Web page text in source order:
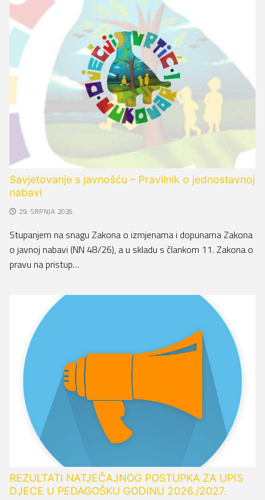
Savjetovanje s javnošću – Pravilnik o jednostavnoj
nabavi
29. SRPNJA 2026.
Stupanjem na snagu Zakona o izmjenama i dopunama Zakona
o javnoj nabavi (NN 48/26), a u skladu s člankom 11. Zakona o
pravu na pristup…
REZULTATI NATJEČAJNOG POSTUPKA ZA UPIS
DJECE U PEDAGOŠKU GODINU 2026./2027.